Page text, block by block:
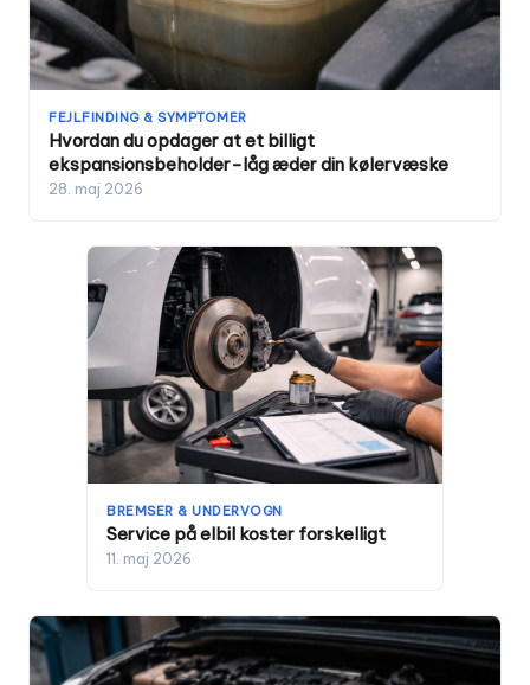
FEJLFINDING & SYMPTOMER
Hvordan du opdager at et billigt
ekspansionsbeholder-låg æder din kølervæske
28. maj 2026
BREMSER & UNDERVOGN
Service på elbil koster forskelligt
11. maj 2026